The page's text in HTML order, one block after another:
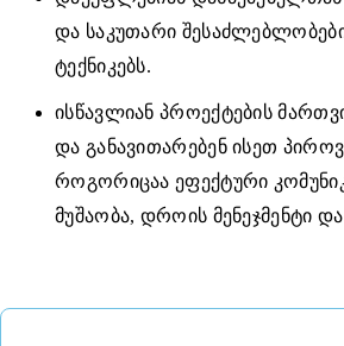
და საკუთარი
ტექნიკებს.
ისწავლიან პროექტების
და განავითარებენ ისეთ
როგორიცაა ეფექტური
მუშაობა, დროის მენეჯმენტი და